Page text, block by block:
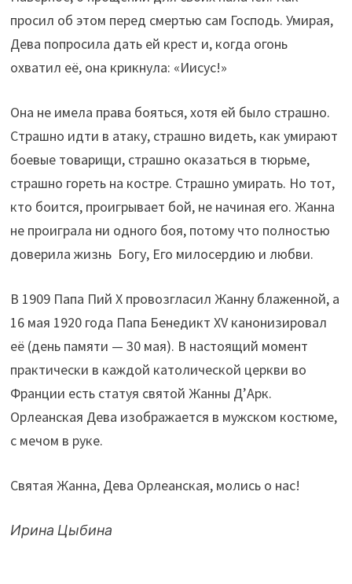
просил об этом перед смертью сам Господь. Умирая,
Дева попросила дать ей крест и, когда огонь
охватил её, она крикнула: «Иисус!»
Она не имела права бояться, хотя ей было страшно.
Страшно идти в атаку, страшно видеть, как умирают
боевые товарищи, страшно оказаться в тюрьме,
страшно гореть на костре. Страшно умирать. Но тот,
кто боится, проигрывает бой, не начиная его. Жанна
не проиграла ни одного боя, потому что полностью
доверила жизнь Богу, Его милосердию и любви.
В 1909 Папа Пий X провозгласил Жанну блаженной, а
16 мая 1920 года Папа Бенедикт XV канонизировал
её (день памяти — 30 мая). В настоящий момент
практически в каждой католической церкви во
Франции есть статуя святой Жанны Д’Арк.
Орлеанская Дева изображается в мужском костюме,
с мечом в руке.
Святая Жанна, Дева Орлеанская, молись о нас!
Ирина Цыбина